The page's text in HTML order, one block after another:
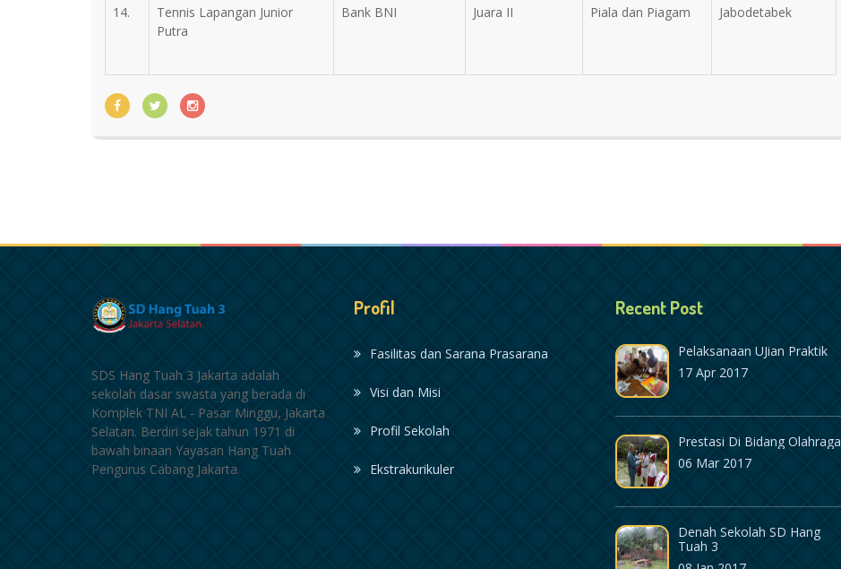
14.
Tennis Lapangan Junior
Putra
Bank BNI Juara II Piala dan Piagam Jabodetabek
SDS Hang Tuah 3 Jakarta adalah
sekolah dasar swasta yang berada di
Komplek TNI AL - Pasar Minggu, Jakarta
Selatan. Berdiri sejak tahun 1971 di
bawah binaan Yayasan Hang Tuah
Pengurus Cabang Jakarta.
Profil
Fasilitas dan Sarana Prasarana
Visi dan Misi
Profil Sekolah
Ekstrakurikuler
Recent Post
Pelaksanaan UJian Praktik
17 Apr 2017
Prestasi Di Bidang Olahraga
06 Mar 2017
Denah Sekolah SD Hang
Tuah 3